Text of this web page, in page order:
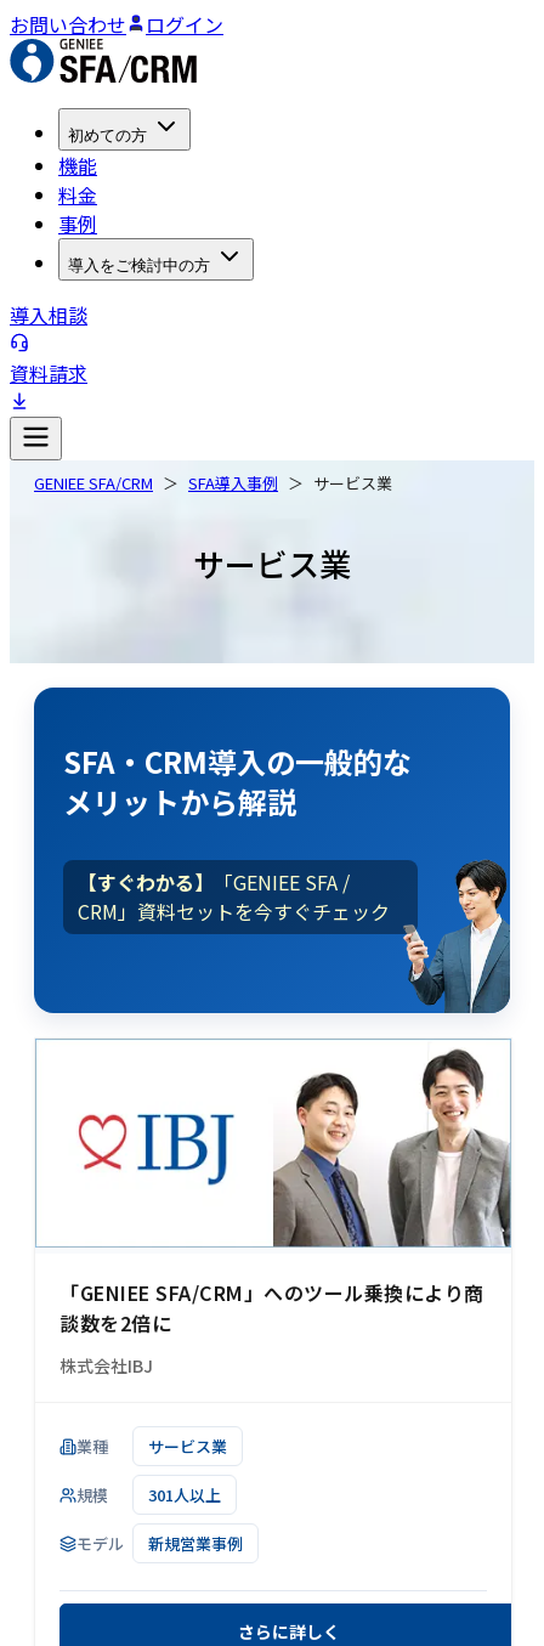
お問い合わせ ログイン
初めての方
機能
料金
事例
導入をご検討中の方
導入相談
資料請求
GENIEE SFA/CRM SFA導入事例 サービス業
サービス業
SFA・CRM導入の一般的な
メリットから解説
【すぐわかる】
「GENIEE SFA /
CRM」資料セットを今すぐチェック
「GENIEE SFA/CRM」へのツール乗換により商
談数を2倍に
株式会社IBJ
業種 サービス業
規模 301人以上
モデル 新規営業事例
さらに詳しく